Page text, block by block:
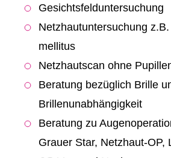
Gesichtsfelduntersuchung
Netzhautuntersuchung
mellitus
Netzhautscan ohne
Beratung bezüglich Brille
Brillenunabhängigkeit
Beratung zu
Grauer Star, Netzhaut-OP,